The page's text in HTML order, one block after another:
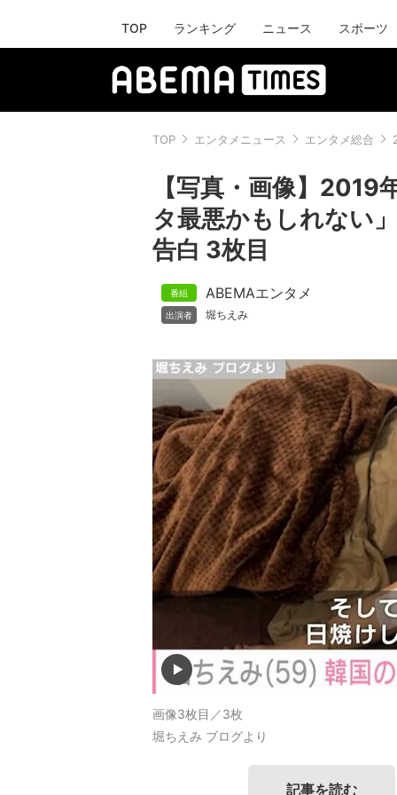
TOP ランキング ニュース スポーツ
TOP エンタメニュース エンタメ総合
【写真・画像】
タ最悪かもしれない
告白 3枚目
ABEMAエンタメ
堀ちえみ
画像3枚目／3枚
堀ちえみ ブログより
記事を読む